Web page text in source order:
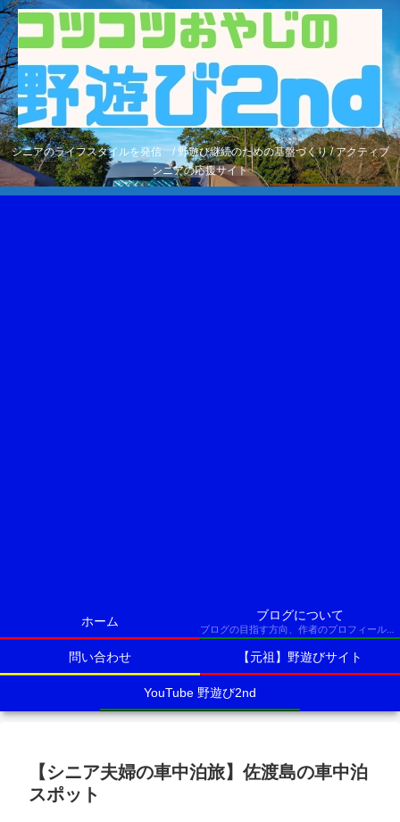
シニアのライフスタイルを発信 / 野遊び継続のための基盤づくり / アクティブ
シニアの応援サイト
ホーム ブログについて
ブログの目指す方向、作者のプロフィールなど
問い合わせ 【元祖】野遊びサイト
YouTube 野遊び2nd
【シニア夫婦の車中泊旅】佐渡島の車中泊
スポット